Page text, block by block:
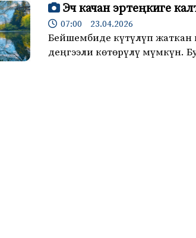
Эч качан эртеңкиге
07:00 23.04.2026
Бейшембиде күтүлүп жаткан
деңгээли көтөрүлү мүмкүн.